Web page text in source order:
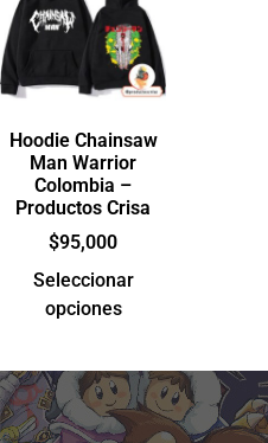
Hoodie Chainsaw
Man Warrior
Colombia –
Productos Crisa
$95,000
Seleccionar
opciones